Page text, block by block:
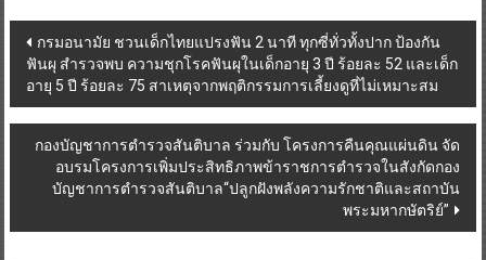
Post
navigation
กรมอนามัย ชวนเด็กไทยแปรงฟัน 2 นาที ทุกซี่ทั่วทั้งปาก ป้องกัน
ฟันผุ สำรวจพบ ความชุกโรคฟันผุในเด็กอายุ 3 ปี ร้อยละ 52 และเด็ก
อายุ 5 ปี ร้อยละ 75 สาเหตุจากพฤติกรรมการเลี้ยงดูที่ไม่เหมาะสม
กองบัญชาการตำรวจสันติบาล ร่วมกับ โครงการคืนคุณแผ่นดิน จัด
อบรมโครงการเพิ่มประสิทธิภาพข้าราชการตำรวจในสังกัดกอง
บัญชาการตำรวจสันติบาล“ปลูกฝังพลังความรักชาติและสถาบัน
พระมหากษัตริย์”